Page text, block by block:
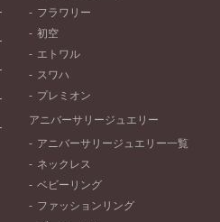
フラワリー
初空
エトワル
スワハ
プレミオン
アニバーサリージュエリー
アニバーサリージュエリー一覧
ネックレス
ベビーリング
ファッションリング